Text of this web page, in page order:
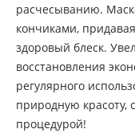
расчесыванию.
кончиками,
здоровый блеск.
восстановления
регулярного
природную красоту,
процедурой!